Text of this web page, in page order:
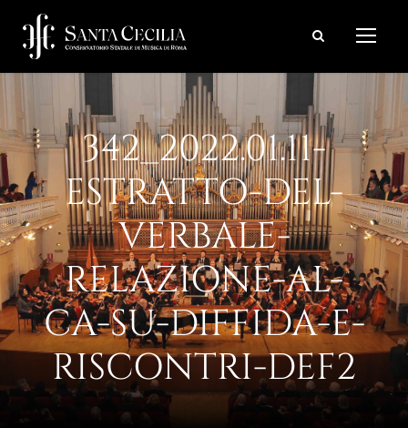
342_2022.01.11-
ESTRATTO-DEL-
VERBALE-
RELAZIONE-AL-
CA-SU-DIFFIDA-E-
RISCONTRI-DEF2